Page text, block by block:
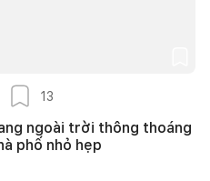
13
ngoài trời thông thoáng
phố nhỏ hẹp